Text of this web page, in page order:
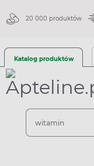
20 000 produktów
Katalog produktów